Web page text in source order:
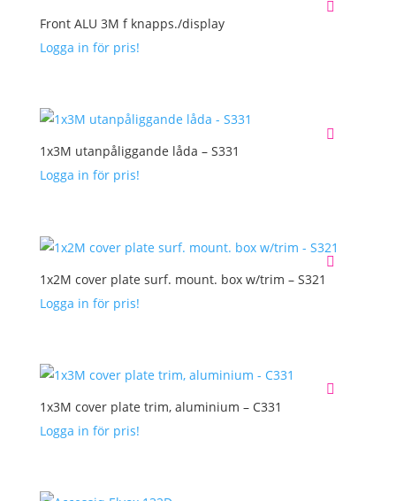
Front ALU 3M f knapps./display
Logga in för pris!
1x3M utanpåliggande låda – S331
Logga in för pris!
1x2M cover plate surf. mount. box w/trim – S321
Logga in för pris!
1x3M cover plate trim, aluminium – C331
Logga in för pris!